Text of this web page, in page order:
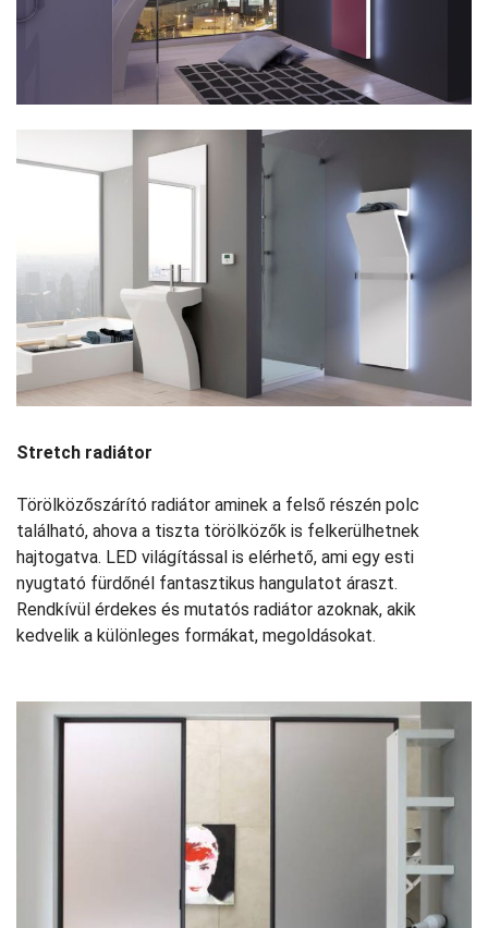
Stretch radiátor
Törölközőszárító radiátor aminek a felső részén polc
található, ahova a tiszta törölközők is felkerülhetnek
hajtogatva. LED világítással is elérhető, ami egy esti
nyugtató fürdőnél fantasztikus hangulatot áraszt.
Rendkívül érdekes és mutatós radiátor azoknak, akik
kedvelik a különleges formákat, megoldásokat.